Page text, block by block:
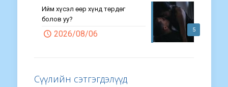
5
Ийм хүсэл өөр хүнд төрдөг
болов уу?
2026/08/06
Сүүлийн сэтгэгдэлүүд